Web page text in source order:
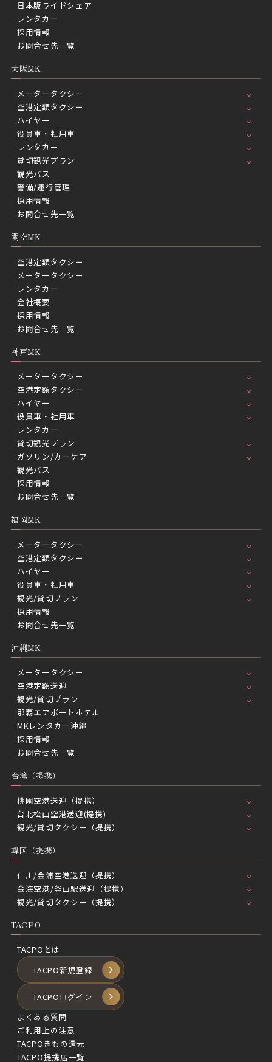
日本版ライドシェア
レンタカー
採用情報
お問合せ先一覧
大阪MK
メータータクシー
空港定額タクシー
ハイヤー
役員車・社用車
レンタカー
貸切観光プラン
観光バス
警備/運行管理
採用情報
お問合せ先一覧
関空MK
空港定額タクシー
メータータクシー
レンタカー
会社概要
採用情報
お問合せ先一覧
神戸MK
メータータクシー
空港定額タクシー
ハイヤー
役員車・社用車
レンタカー
貸切観光プラン
ガソリン/カーケア
観光バス
採用情報
お問合せ先一覧
福岡MK
メータータクシー
空港定額タクシー
ハイヤー
役員車・社用車
観光/貸切プラン
採用情報
お問合せ先一覧
沖縄MK
メータータクシー
空港定額送迎
観光/貸切プラン
那覇エアポートホテル
MKレンタカー沖縄
採用情報
お問合せ先一覧
台湾（提携）
桃園空港送迎（提携）
台北松山空港送迎(提携)
観光/貸切タクシー（提携）
韓国（提携）
仁川/金浦空港送迎（提携）
金海空港/釜山駅送迎（提携）
観光/貸切タクシー（提携）
TACPO
TACPOとは
TACPO新規登録
TACPOログイン
よくある質問
ご利用上の注意
TACPOきもの還元
TACPO提携店一覧